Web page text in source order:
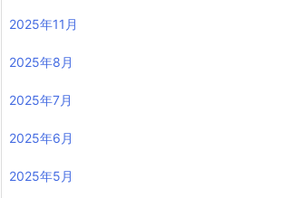
2025年11月
2025年8月
2025年7月
2025年6月
2025年5月